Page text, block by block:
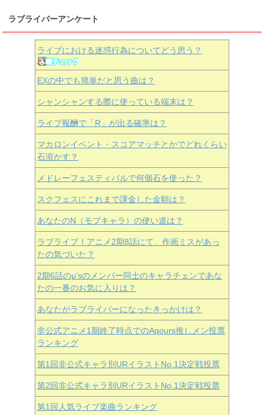
ラブライバーアンケート
ライブにおける迷惑行為についてどう思う？
EXの中でも簡単だと思う曲は？
シャンシャンする際に使っている端末は？
ライブ報酬で「R」が出る確率は？
マカロンイベント・スコアマッチとかでどれくらい
石溶かす？
メドレーフェスティバルで何個石を使った？
スクフェスにこれまで課金した金額は？
あなたのN（モブキャラ）の使い道は？
ラブライブ！アニメ2期8話にて、作画ミスがあっ
たの気づいた？
2期6話のμ’sのメンバー同士のキャラチェンであな
たの一番のお気に入りは？
あなたがラブライバーになったきっかけは？
非公式アニメ1期終了時点でのAqours推しメン投票
ランキング
第1回非公式キャラ別URイラストNo.1決定戦投票
第2回非公式キャラ別URイラストNo.1決定戦投票
第1回人気ライブ楽曲ランキング